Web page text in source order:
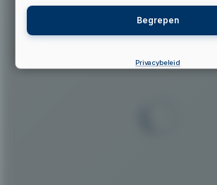
Begrepen
Privacybeleid